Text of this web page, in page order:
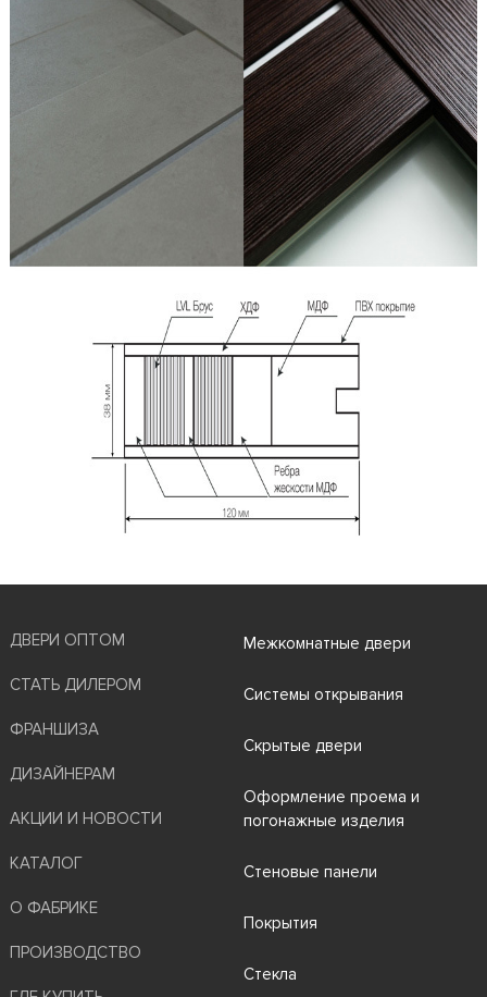
ДВЕРИ ОПТОМ
СТАТЬ ДИЛЕРОМ
ФРАНШИЗА
ДИЗАЙНЕРАМ
АКЦИИ И НОВОСТИ
КАТАЛОГ
О ФАБРИКЕ
ПРОИЗВОДСТВО
Межкомнатные двери
Системы открывания
Скрытые двери
Оформление проема и
погонажные изделия
Стеновые панели
Покрытия
Стекла